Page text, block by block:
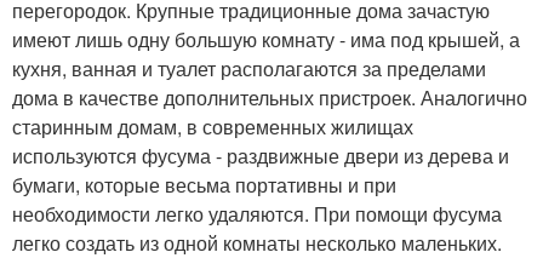
перегородок. Крупные традиционные дома зачастую
имеют лишь одну большую комнату - има под крышей, а
кухня, ванная и туалет располагаются за пределами
дома в качестве дополнительных пристроек. Аналогично
старинным домам, в современных жилищах
используются фусума - раздвижные двери из дерева и
бумаги, которые весьма портативны и при
необходимости легко удаляются. При помощи фусума
легко создать из одной комнаты несколько маленьких.